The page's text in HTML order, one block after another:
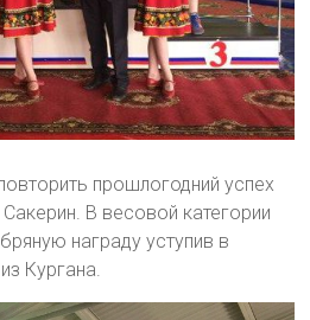
прошлогодний успех
В весовой категории
награду уступив в
Кургана.